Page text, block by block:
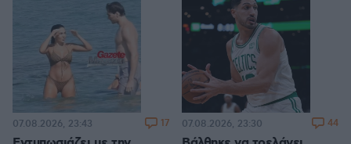
07.08.2026, 23:43 17 07.08.2026, 23:30 44